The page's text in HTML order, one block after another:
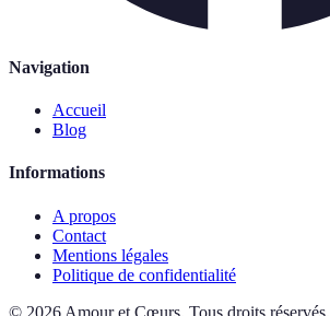
Navigation
Accueil
Blog
Informations
A propos
Contact
Mentions légales
Politique de confidentialité
© 2026 Amour et Cœurs. Tous droits réservés.